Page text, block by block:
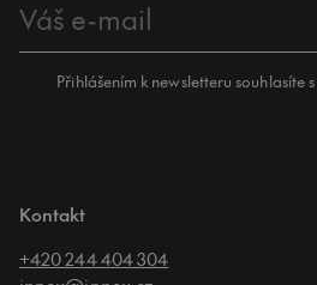
Přihlášením k newsletteru souhlasíte s
Kontakt
+420 244 404 304